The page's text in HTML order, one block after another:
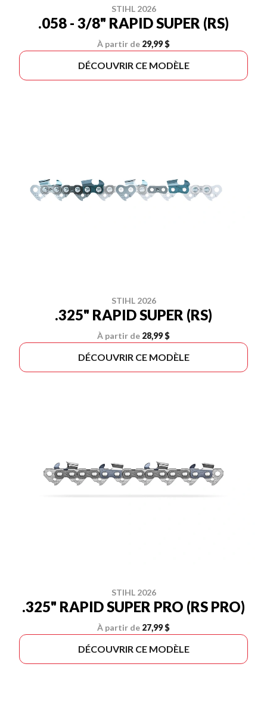
STIHL 2026
.058 - 3/8" RAPID SUPER (RS)
À partir de 29,99 $
DÉCOUVRIR CE MODÈLE
STIHL 2026
.325" RAPID SUPER (RS)
À partir de 28,99 $
DÉCOUVRIR CE MODÈLE
STIHL 2026
.325" RAPID SUPER PRO (RS PRO)
À partir de 27,99 $
DÉCOUVRIR CE MODÈLE